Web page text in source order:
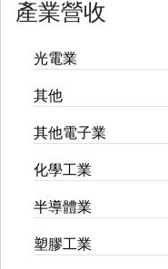
產業營收
光電業
其他
其他電子業
化學工業
半導體業
塑膠工業